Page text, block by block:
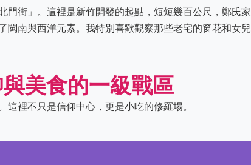
門街」。這裡是新竹開發的起點，短短幾百公尺，鄭氏家
閩南與西洋元素。我特別喜歡觀察那些老宅的窗花和女兒
美食的一級戰區
裡不只是信仰中心，更是小吃的修羅場。